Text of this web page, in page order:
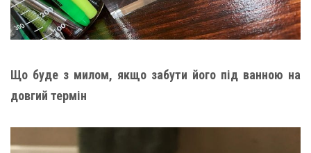
Що буде з милом, якщо забути його під ванною на
довгий термін